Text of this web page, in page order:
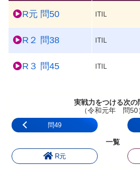
R元 問50 ITIL
R２ 問38 ITIL
R３ 問45 ITIL
実戦力をつける次の
（令和元年 問50
問49
一覧
R元